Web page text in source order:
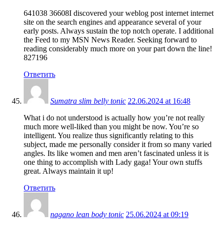
641038 36608I discovered your weblog post internet internet
site on the search engines and appearance several of your
early posts. Always sustain the top notch operate. I additional
the Feed to my MSN News Reader. Seeking forward to
reading considerably much more on your part down the line!
827196
Ответить
Sumatra slim belly tonic 22.06.2024 at 16:48
What i do not understood is actually how you’re not really
much more well-liked than you might be now. You’re so
intelligent. You realize thus significantly relating to this
subject, made me personally consider it from so many varied
angles. Its like women and men aren’t fascinated unless it is
one thing to accomplish with Lady gaga! Your own stuffs
great. Always maintain it up!
Ответить
nagano lean body tonic 25.06.2024 at 09:19